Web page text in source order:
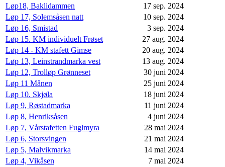
Løp18, Baklidammen
17 sep. 2024
Løp 17, Solemsåsen natt
10 sep. 2024
Løp 16, Smistad
3 sep. 2024
Løp 15. KM individuelt Frøset
27 aug. 2024
Løp 14 - KM stafett Gimse
20 aug. 2024
Løp 13, Leinstrandmarka vest
13 aug. 2024
Løp 12, Trolløp Grønneset
30 juni 2024
Løp 11 Månen
25 juni 2024
Løp 10. Skjøla
18 juni 2024
Løp 9, Røstadmarka
11 juni 2024
Løp 8, Henriksåsen
4 juni 2024
Løp 7, Vårstafetten Fuglmyra
28 mai 2024
Løp 6, Storsvingen
21 mai 2024
Løp 5, Malvikmarka
14 mai 2024
Løp 4, Vikåsen
7 mai 2024